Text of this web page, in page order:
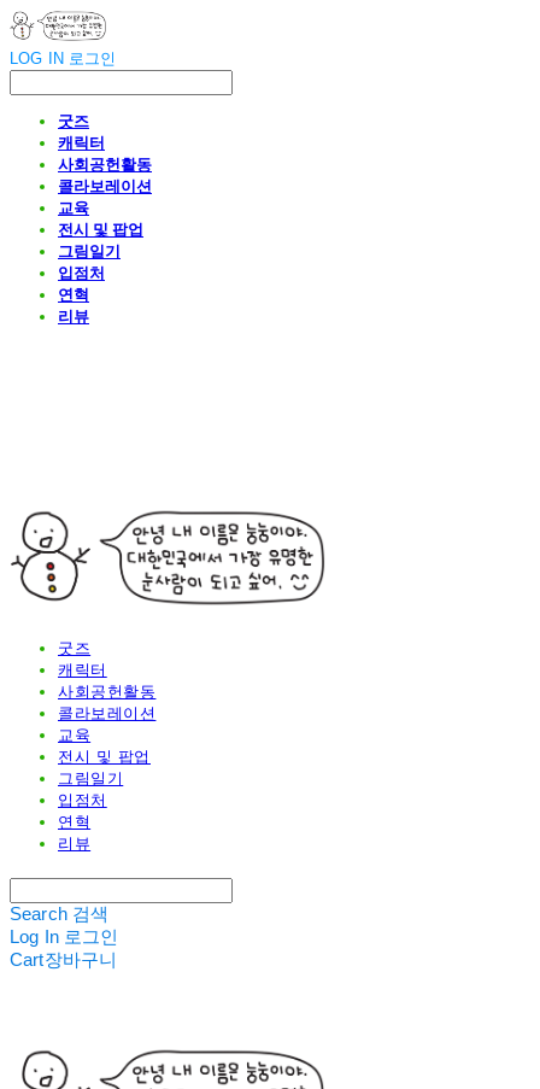
LOG IN 로그인
굿즈
캐릭터
사회공헌활동
콜라보레이션
교육
전시 및 팝업
그림일기
입점처
연혁
리뷰
굿즈
캐릭터
사회공헌활동
콜라보레이션
교육
전시 및 팝업
그림일기
입점처
연혁
리뷰
Search 검색
Log In 로그인
Cart장바구니